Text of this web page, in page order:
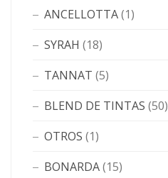
ANCELLOTTA(1)
SYRAH (18)
TANNAT (5)
BLEND DE TINTAS (50)
OTROS (1)
BONARDA(15)